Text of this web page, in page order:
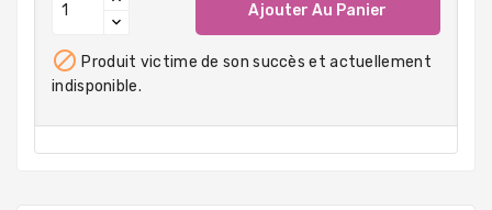
Ajouter Au Panier
 Produit victime de son succès et actuellement
indisponible.